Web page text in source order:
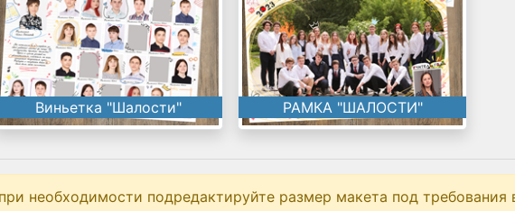
Виньетка "Шалости" РАМКА "ШАЛОСТИ"
необходимости подредактируйте размер макета под требования